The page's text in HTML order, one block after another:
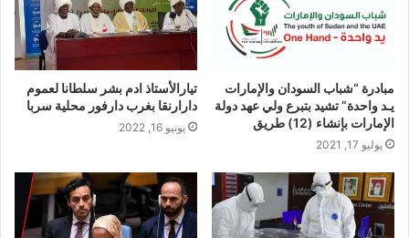
مبادرة “شباب السودان والإمارات
يـد واحدة” تشيد بتبرع ولي عهد دولة
الإمارات بإنشاء (12) طريق
يوليو 17, 2021
تيارالأستاذ ادم بشر سلطانا لعموم
دارارنقا بغرب دارفور محلية سربا
يونيو 16, 2022